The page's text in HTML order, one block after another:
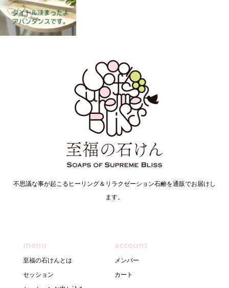
不思議な事が起こるヒーリング＆リラクゼーション石鹸を通販でお届けし
ます。
menu
至福の石けんとは
セッション
account
メンバー
カート